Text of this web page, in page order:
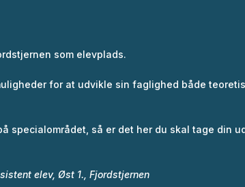
som elevplads.
for at udvikle sin faglighed både
specialområdet, så er det her du skal tage din
elev, Øst 1., Fjordstjernen